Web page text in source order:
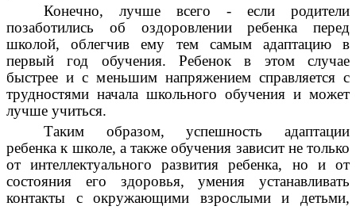
Конечно, лучше всего - если родители
позаботились об оздоровлении ребенка перед
школой, облегчив ему тем самым адаптацию в
первый год обучения. Ребенок в этом случае
быстрее и с меньшим напряжением справляется с
трудностями начала школьного обучения и может
лучше учиться.
Таким образом, успешность адаптации
ребенка к школе, а также обучения зависит не только
от интеллектуального развития ребенка, но и от
состояния его здоровья, умения устанавливать
контакты с окружающими взрослыми и детьми,